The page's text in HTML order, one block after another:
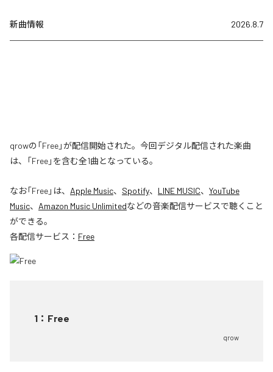
新曲情報 2026.8.7
qrowの「Free」が配信開始された。今回デジタル配信された楽曲
は、「Free」を含む全1曲となっている。
なお「Free」は、 Apple Music、 Spotify、 LINE MUSIC、 YouTube
Music、 Amazon Music Unlimitedなどの音楽配信サービスで聴くこと
ができる。
各配信サービス： Free
1 ： Free
qrow